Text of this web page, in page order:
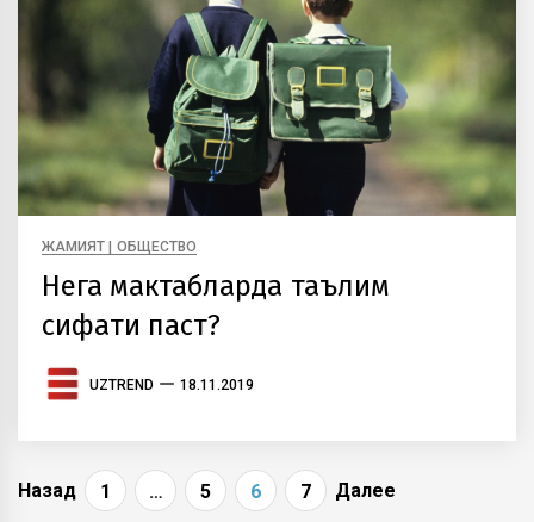
ЖАМИЯТ | ОБЩЕСТВО
Нега мактабларда таълим
сифати паст?
UZTREND 18.11.2019
Навигация
Назад 1 … 5 6 7 Далее